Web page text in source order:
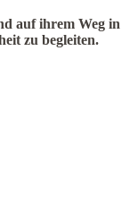
auf ihrem Weg in
zu begleiten.